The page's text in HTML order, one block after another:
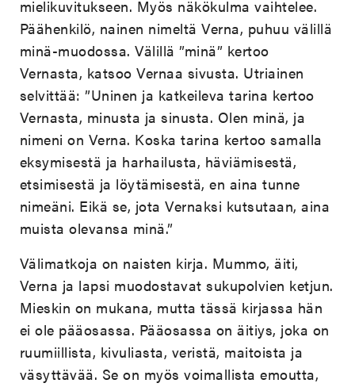
mielikuvitukseen. Myös näkökulma vaihtelee.
Päähenkilö, nainen nimeltä Verna, puhuu välillä
minä-muodossa. Välillä ”minä” kertoo
Vernasta, katsoo Vernaa sivusta. Utriainen
selvittää: ”Uninen ja katkeileva tarina kertoo
Vernasta, minusta ja sinusta. Olen minä, ja
nimeni on Verna. Koska tarina kertoo samalla
eksymisestä ja harhailusta, häviämisestä,
etsimisestä ja löytämisestä, en aina tunne
nimeäni. Eikä se, jota Vernaksi kutsutaan, aina
muista olevansa minä.”
Välimatkoja on naisten kirja. Mummo, äiti,
Verna ja lapsi muodostavat sukupolvien ketjun.
Mieskin on mukana, mutta tässä kirjassa hän
ei ole pääosassa. Pääosassa on äitiys, joka on
ruumiillista, kivuliasta, veristä, maitoista ja
väsyttävää. Se on myös voimallista emoutta,